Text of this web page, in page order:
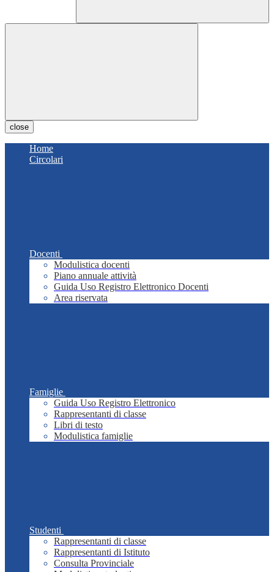
close
Home
Circolari
Docenti
Modulistica docenti
Piano annuale attività
Guida Uso Registro Elettronico Docenti
Area riservata
Famiglie
Guida Uso Registro Elettronico
Rappresentanti di classe
Libri di testo
Modulistica famiglie
Studenti
Rappresentanti di classe
Rappresentanti di Istituto
Consulta Provinciale